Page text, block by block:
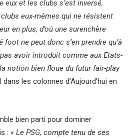
eux et les clubs s’est inversé,
eux-mêmes qui ne résistent
en plus, d’où une surenchère
ne peut donc s’en prendre qu’à
avoir introduit comme aux Etats-
notion bien floue du futur fair-play
les colonnes d’Aujourd’hui en
bien parti pour dominer
: « Le PSG, compte tenu de ses